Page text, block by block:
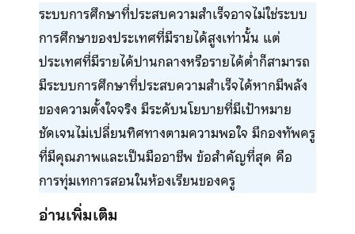
ระบบการศึกษาที่ประสบความสำเร็จอาจไม่ใช่ระบบ
การศึกษาของประเทศที่มีรายได้สูงเท่านั้น แต่
ประเทศที่มีรายได้ปานกลางหรือรายได้ต่ำก็สามารถ
มีระบบการศึกษาที่ประสบความสำเร็จได้หากมีพลัง
ของความตั้งใจจริง มีระดับนโยบายที่มีเป้าหมาย
ชัดเจนไม่เปลี่ยนทิศทางตามความพอใจ มีกองทัพครู
ที่มีคุณภาพและเป็นมืออาชีพ ข้อสำคัญที่สุด คือ
การทุ่มเทการสอนในห้องเรียนของครู
อ่านเพิ่มเติม